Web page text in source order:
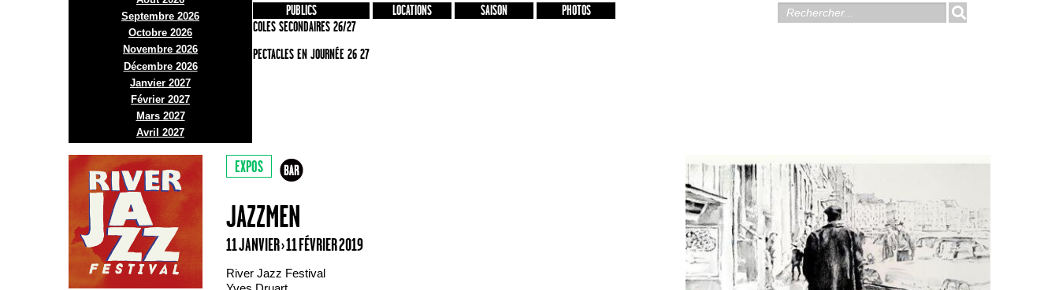
Septembre 2026
Octobre 2026
Novembre 2026
Décembre 2026
Janvier 2027
Février 2027
Mars 2027
Avril 2027
PRÉSENTATION
INFOS PRATIQUES
ACCES
BAR ET BISTRO
BILLETTERIE
PUBLICS
ECOLES SECONDAIRES 26/27
SPECTACLES EN JOURNÉE 26 27
LOCATIONS SAISON PHOTOS
EXPOS
JAZZMEN
11 JANVIER › 11 FÉVRIER 2019
River Jazz Festival